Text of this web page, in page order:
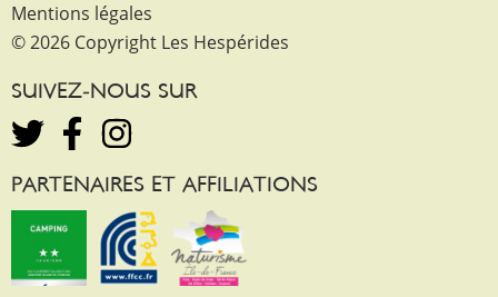
Mentions légales
© 2026 Copyright Les Hespérides
SUIVEZ-NOUS SUR
PARTENAIRES ET AFFILIATIONS